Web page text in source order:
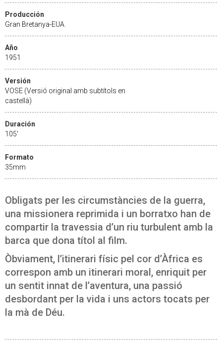
Producción
Gran Bretanya-EUA.
Año
1951
Versión
VOSE (Versió original amb subtítols en
castellà)
Duración
105'
Formato
35mm
Obligats per les circumstàncies de la guerra,
una missionera reprimida i un borratxo han de
compartir la travessia d’un riu turbulent amb la
barca que dona títol al film.
Òbviament, l’itinerari físic pel cor d’Àfrica es
correspon amb un itinerari moral, enriquit per
un sentit innat de l’aventura, una passió
desbordant per la vida i uns actors tocats per
la mà de Déu.